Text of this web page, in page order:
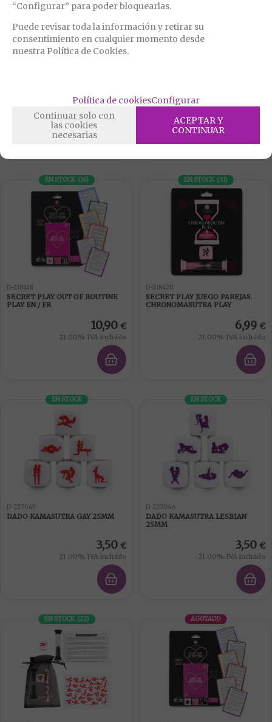
9,99 €
21.00%IVA incluido
8,50 €
21.00%
EN STOCK (16)
D-218418
SECRET PLAY OUT OF ROUTINE
PLAY EN / FR
10,90 €
21.00% IVA incluido
EN STOCK (31)
D-218420
SECRET PLAY JUEGO PAREJAS
CHRONOMASUTRA PLAY
6,99 €
21.00% IVA incluido
EN STOCK
D-227045
DADO KAMASUTRA GAY 25MM
3,50 €
21.00% IVA incluido
EN STOCK
D-227046
DADO KAMASUTRA LESBIAN
25MM
3,50 €
21.00% IVA incluido
EN STOCK (22) AGOTADO
“Configurar” para poder bloquearlas.
Puede revisar toda la información y retirar su
consentimiento en cualquier momento desde
nuestra Política de Cookies.
Política de cookiesConfigurar
Continuar solo con
las cookies
necesarias
ACEPTAR Y
CONTINUAR